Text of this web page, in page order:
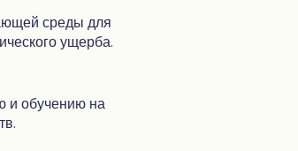
среды для
ущерба.
и обучению на